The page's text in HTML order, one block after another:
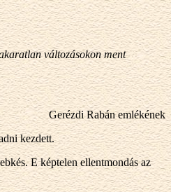
változásokon ment
Gerézdi Rabán emlékének
kezdett.
E képtelen ellentmondás az